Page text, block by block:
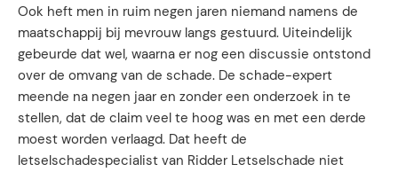
Ook heft men in ruim negen jaren niemand namens de
maatschappij bij mevrouw langs gestuurd. Uiteindelijk
gebeurde dat wel, waarna er nog een discussie ontstond
over de omvang van de schade. De schade-expert
meende na negen jaar en zonder een onderzoek in te
stellen, dat de claim veel te hoog was en met een derde
moest worden verlaagd. Dat heeft de
letselschadespecialist van Ridder Letselschade niet